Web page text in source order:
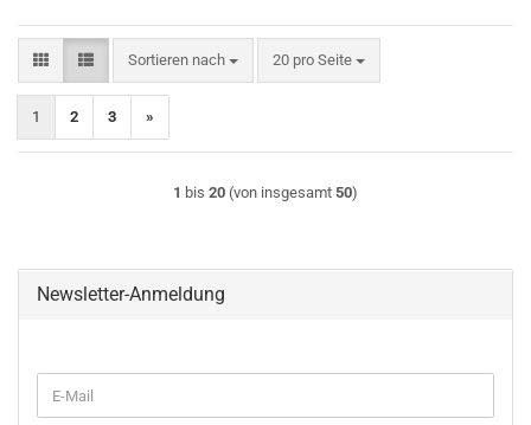
Sortieren nach
Sortieren nach 20 pro Seite
pro Seite
1 2 3 »
1 bis 20 (von insgesamt 50)
Newsletter-Anmeldung
ZUR
E-
Mail